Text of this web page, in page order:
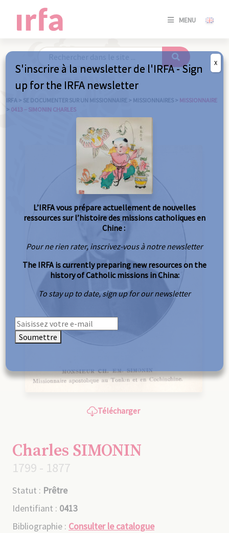
MENU
SE
/
IRFA > SE DOCUMENTER SUR UN MISSIONNAIRE > MISSIONNAIRES > MISSIONNAIRE
> 0413 – SIMONIN CHARLES
Télécharger
Charles SIMONIN
1799 - 1877
Statut : Prêtre
Identifiant : 0413
Bibliographie : Consulter le catalogue
S'inscrire à la newsletter de l'IRFA - Sign
up for the IRFA newsletter
L’IRFA vous prépare actuellement de nouvelles
ressources sur l’histoire des missions catholiques en
Chine :
Pour ne rien rater, inscrivez-vous à notre newsletter
The IRFA is currently preparing new resources on the
history of Catholic missions in China:
To stay up to date, sign up for our newsletter
Soumettre
X